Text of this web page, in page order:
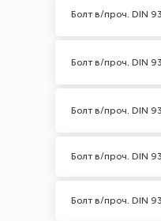
Болт в/проч. DIN
Болт в/проч. DIN
Болт в/проч. DIN
Болт в/проч. DIN
Болт в/проч. DIN